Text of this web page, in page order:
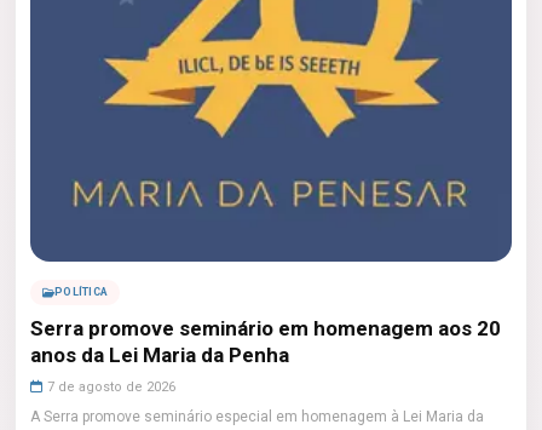
POLÍTICA
Serra promove seminário em homenagem aos 20
anos da Lei Maria da Penha
7 de agosto de 2026
A Serra promove seminário especial em homenagem à Lei Maria da